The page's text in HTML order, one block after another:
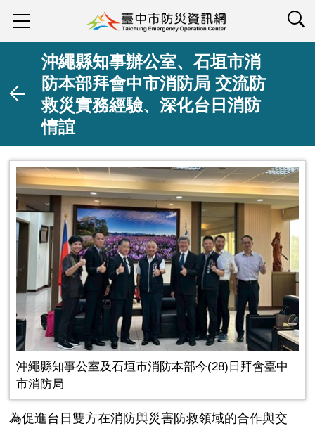
沖繩縣知事辦公室、石垣市消
防本部拜會中市消防局 交流防
救災實務經驗、深化台日消防
情誼
沖繩縣知事公室及石垣市消防本部今(28)日拜會臺中
市消防局
為促進台日雙方在消防與災害防救領域的合作與交